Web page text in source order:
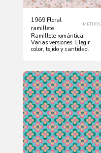
1969 Floral
ramillete
METROS
Ramillete romántica.
Varias versiones. Elegir
color, tejido y cantidad.